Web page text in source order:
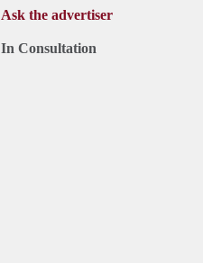
Ask the advertiser
In Consultation